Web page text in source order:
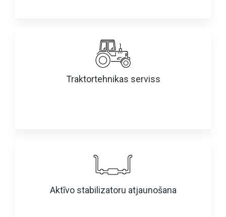
Traktortehnikas serviss
Aktīvo stabilizatoru atjaunošana